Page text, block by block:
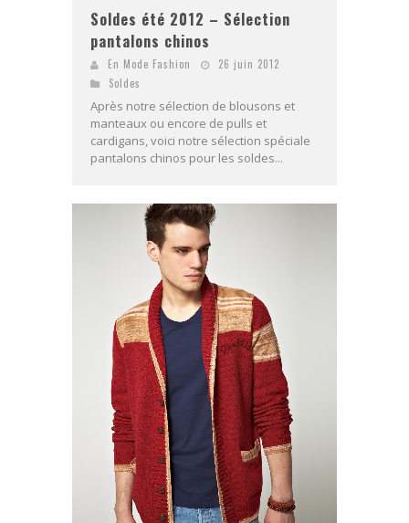
Soldes été 2012 – Sélection
pantalons chinos
En Mode Fashion
26 juin 2012
Soldes
Après notre sélection de blousons et
manteaux ou encore de pulls et
cardigans, voici notre sélection spéciale
pantalons chinos pour les soldes...